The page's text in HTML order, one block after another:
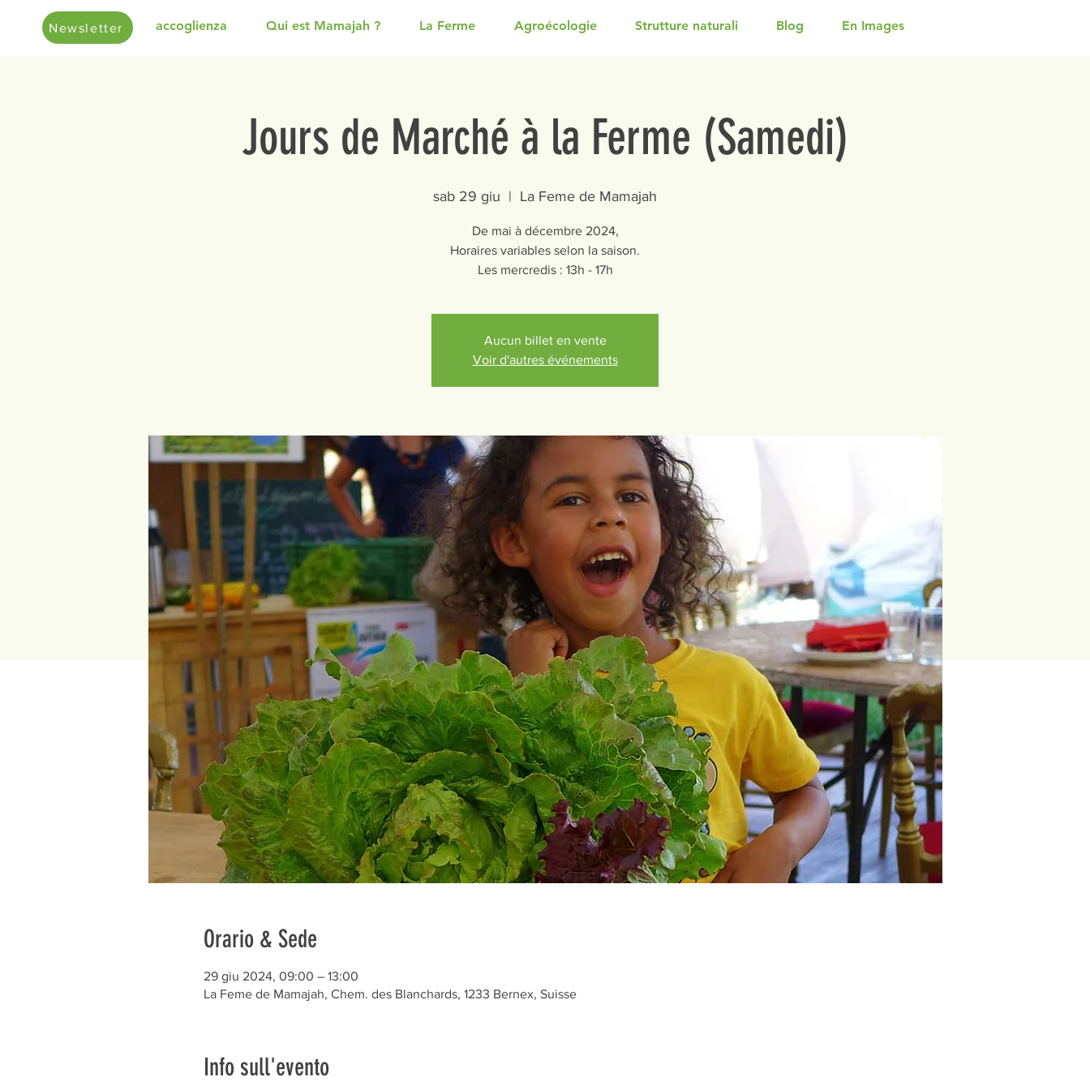
Newsletter accoglienza Qui est Mamajah ? La Ferme Agroécologie Strutture naturali Blog En Images
Jours de Marché à la Ferme (Samedi)
sab 29 giu
  |
La Feme de Mamajah
De mai à décembre 2024,
Horaires variables selon la saison.
Les mercredis : 13h - 17h
Aucun billet en vente
Voir d'autres événements
Orario & Sede
29 giu 2024, 09:00 – 13:00
La Feme de Mamajah, Chem. des Blanchards, 1233 Bernex, Suisse
Info sull'evento